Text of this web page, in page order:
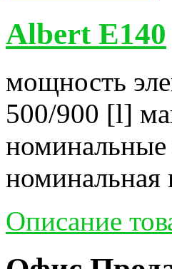
Albert E140
мощность
500/900 [l]
номинальная
Описание